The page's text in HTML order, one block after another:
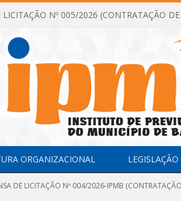
ORGANIZACIONAL LEGISLAÇÃO
DE LICITAÇÃO Nº 004/2026-IPMB